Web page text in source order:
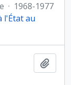
· 1968-1977
l'État au